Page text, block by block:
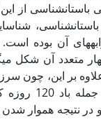
از این
آن بوده
متعدد آن شکل
بر این،
فراوانی سطح